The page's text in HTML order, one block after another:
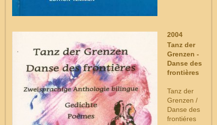
2004
Tanz der
Grenzen -
Danse des
frontières
Tanz der
Grenzen /
Danse des
frontiéres